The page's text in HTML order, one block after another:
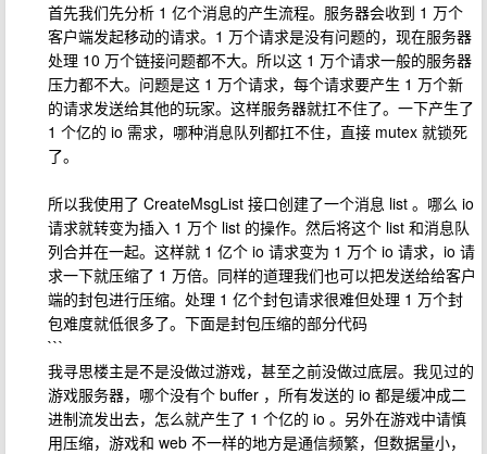
首先我们先分析 1 亿个消息的产生流程。服务器会收到 1 万个
客户端发起移动的请求。1 万个请求是没有问题的，现在服务器
处理 10 万个链接问题都不大。所以这 1 万个请求一般的服务器
压力都不大。问题是这 1 万个请求，每个请求要产生 1 万个新
的请求发送给其他的玩家。这样服务器就扛不住了。一下产生了
1 个亿的 io 需求，哪种消息队列都扛不住，直接 mutex 就锁死
了。
所以我使用了 CreateMsgList 接口创建了一个消息 list 。哪么 io
请求就转变为插入 1 万个 list 的操作。然后将这个 list 和消息队
列合并在一起。这样就 1 亿个 io 请求变为 1 万个 io 请求，io 请
求一下就压缩了 1 万倍。同样的道理我们也可以把发送给给客户
端的封包进行压缩。处理 1 亿个封包请求很难但处理 1 万个封
包难度就低很多了。下面是封包压缩的部分代码
```
我寻思楼主是不是没做过游戏，甚至之前没做过底层。我见过的
游戏服务器，哪个没有个 buffer ，所有发送的 io 都是缓冲成二
进制流发出去，怎么就产生了 1 个亿的 io 。另外在游戏中请慎
用压缩，游戏和 web 不一样的地方是通信频繁，但数据量小，